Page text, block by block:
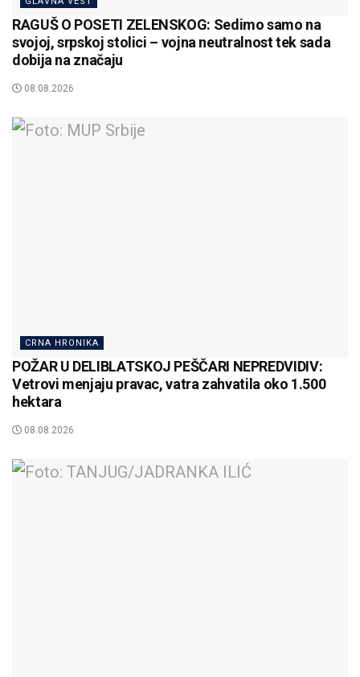
RAGUŠ O POSETI ZELENSKOG: Sedimo samo na
svojoj, srpskoj stolici – vojna neutralnost tek sada
dobija na značaju
08.08.2026
CRNA HRONIKA
POŽAR U DELIBLATSKOJ PEŠČARI NEPREDVIDIV:
Vetrovi menjaju pravac, vatra zahvatila oko 1.500
hektara
08.08.2026